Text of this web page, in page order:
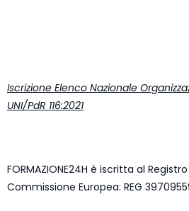
Iscrizione Elenco Nazionale
UNI/PdR 116:2021
FORMAZIONE24H è iscritta al
Commissione Europea: REG